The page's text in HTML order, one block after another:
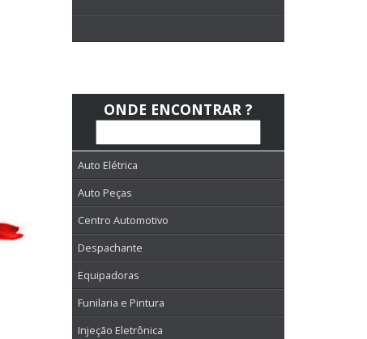
ONDE ENCONTRAR ?
Auto Elétrica
Auto Peças
Centro Automotivo
Despachante
Equipadoras
Funilaria e Pintura
Injeção Eletrônica